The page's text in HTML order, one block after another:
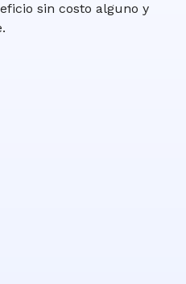
sin costo alguno y